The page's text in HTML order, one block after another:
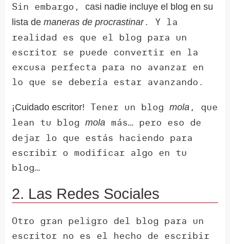
Sin embargo,casi nadie incluye el blog en su
lista demaneras de procrastinar. Y la
realidad es que el blog para un
escritor se puede convertir en la
excusa perfecta para no avanzar en
lo que se debería estar avanzando.
¡Cuidado escritor! Tener un blogmola , que
lean tu blogmola más… pero eso de
dejar lo que estás haciendo para
escribir o modificar algo en tu
blog…
2. Las Redes Sociales
Otro gran peligro del blog para un
escritor no es el hecho de escribir